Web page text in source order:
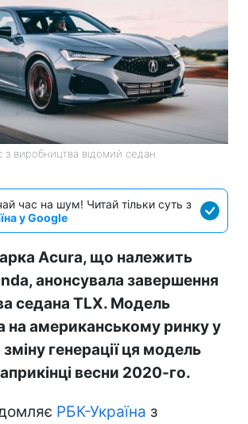
з виробництва відомий седан
час на шум! Читай тільки суть з
у Google
Acura, що належить
анонсувала завершення
седана TLX. Модель
на американському ринку у
генерації ця модель
весни 2020-го.
РБК-Україна з